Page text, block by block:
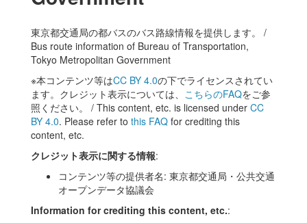
東京都交通局の都バスのバス路線情報を提供します。 /
Bus route information of Bureau of Transportation,
Tokyo Metropolitan Government
※本コンテンツ等はCC BY 4.0の下でライセンスされてい
ます。クレジット表示については、 こちらのFAQをご参
照ください。 / This content, etc. is licensed under CC
BY 4.0. Please refer to this FAQ for crediting this
content, etc.
クレジット表示に関する情報:
コンテンツ等の提供者名: 東京都交通局・公共交通
オープンデータ協議会
Information for crediting this content, etc.: